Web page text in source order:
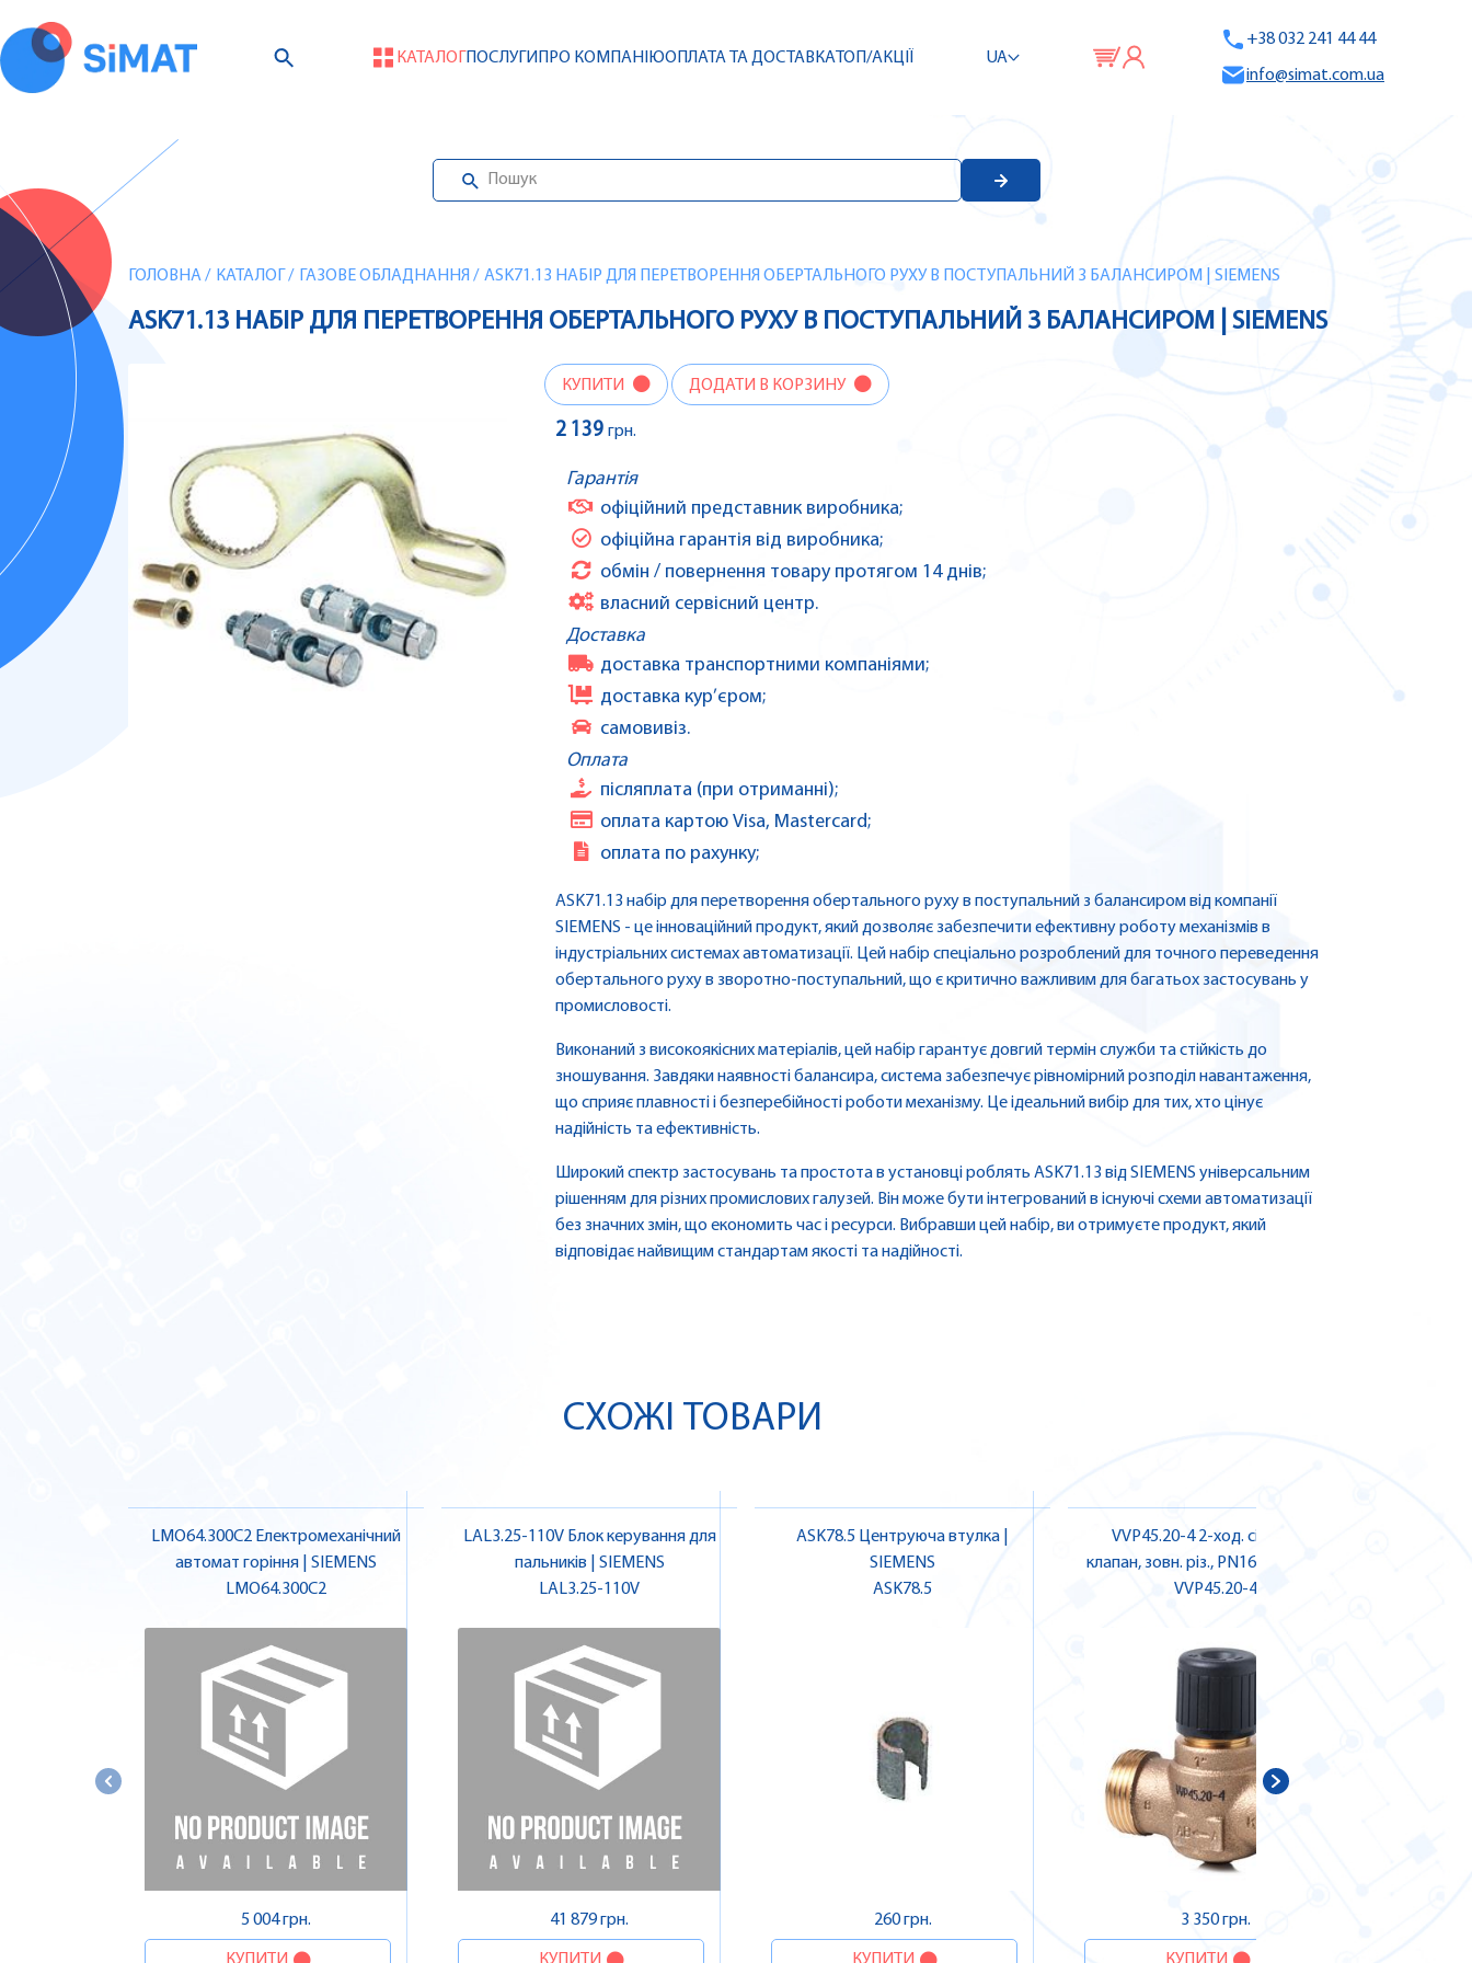
КАТАЛОГПОСЛУГИ ПРО КОМПАНІЮОПЛАТА ТА ДОСТАВКАТОП/АКЦІЇ UA
+38 032 241 44 44
info@simat.com.ua
ГОЛОВНА/ КАТАЛОГ / ГАЗОВЕ ОБЛАДНАННЯ / ASK71.13 НАБІР ДЛЯ ПЕРЕТВОРЕННЯ ОБЕРТАЛЬНОГО РУХУ В ПОСТУПАЛЬНИЙ З БАЛАНСИРОМ | SIEMENS
ASK71.13 НАБІР ДЛЯ ПЕРЕТВОРЕННЯ ОБЕРТАЛЬНОГО РУХУ В ПОСТУПАЛЬНИЙ З БАЛАНСИРОМ | SIEMENS
КУПИТИ ДОДАТИ В КОРЗИНУ
2 139 грн.
Гарантія
офіційний представник виробника;
офіційна гарантія від виробника;
обмін / повернення товару протягом 14 днів;
власний сервісний центр.
Доставка
доставка транспортними компаніями;
доставка кур’єром;
самовивіз.
Оплата
післяплата (при отриманні);
оплата картою Visa, Mastercard;
оплата по рахунку;
ASK71.13 набір для перетворення обертального руху в поступальний з балансиром від компанії
SIEMENS - це інноваційний продукт, який дозволяє забезпечити ефективну роботу механізмів в
індустріальних системах автоматизації. Цей набір спеціально розроблений для точного переведення
обертального руху в зворотно-поступальний, що є критично важливим для багатьох застосувань у
промисловості.
Виконаний з високоякісних матеріалів, цей набір гарантує довгий термін служби та стійкість до
зношування. Завдяки наявності балансира, система забезпечує рівномірний розподіл навантаження,
що сприяє плавності і безперебійності роботи механізму. Це ідеальний вибір для тих, хто цінує
надійність та ефективність.
Широкий спектр застосувань та простота в установці роблять ASK71.13 від SIEMENS універсальним
рішенням для різних промислових галузей. Він може бути інтегрований в існуючі схеми автоматизації
без значних змін, що економить час і ресурси. Вибравши цей набір, ви отримуєте продукт, який
відповідає найвищим стандартам якості та надійності.
СХОЖІ ТОВАРИ
LMO64.300C2 Електромеханічний
автомат горіння | SIEMENS
LMO64.300C2
5 004 грн.
LAL3.25-110V Блок керування для
пальників | SIEMENS
LAL3.25-110V
41 879 грн.
ASK78.5 Центруюча втулка |
SIEMENS
ASK78.5
260 грн.
VVP45.20-4 2-ход. сідельний
клапан, зовн. різ., PN16, DN20, kvs 4
| SIEMENS
VVP45.20-4
3 350 грн.